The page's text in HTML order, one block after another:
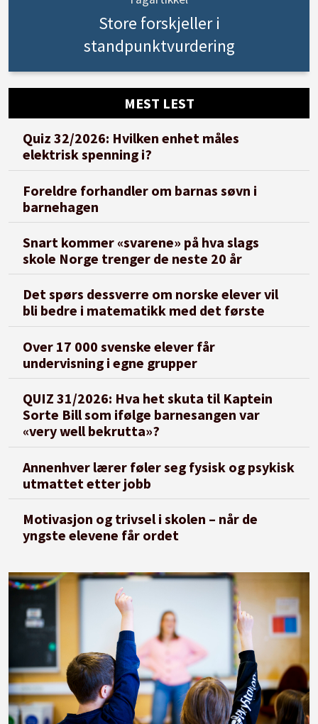
Store forskjeller i
standpunktvurdering
MEST LEST
Quiz 32/2026: Hvilken enhet måles
elektrisk spenning i?
Foreldre forhandler om barnas søvn i
barnehagen
Snart kommer «svarene» på hva slags
skole Norge trenger de neste 20 år
Det spørs dessverre om norske elever vil
bli bedre i matematikk med det første
Over 17 000 svenske elever får
undervisning i egne grupper
QUIZ 31/2026: Hva het skuta til Kaptein
Sorte Bill som ifølge barnesangen var
«very well bekrutta»?
Annenhver lærer føler seg fysisk og psykisk
utmattet etter jobb
Motivasjon og trivsel i skolen – når de
yngste elevene får ordet